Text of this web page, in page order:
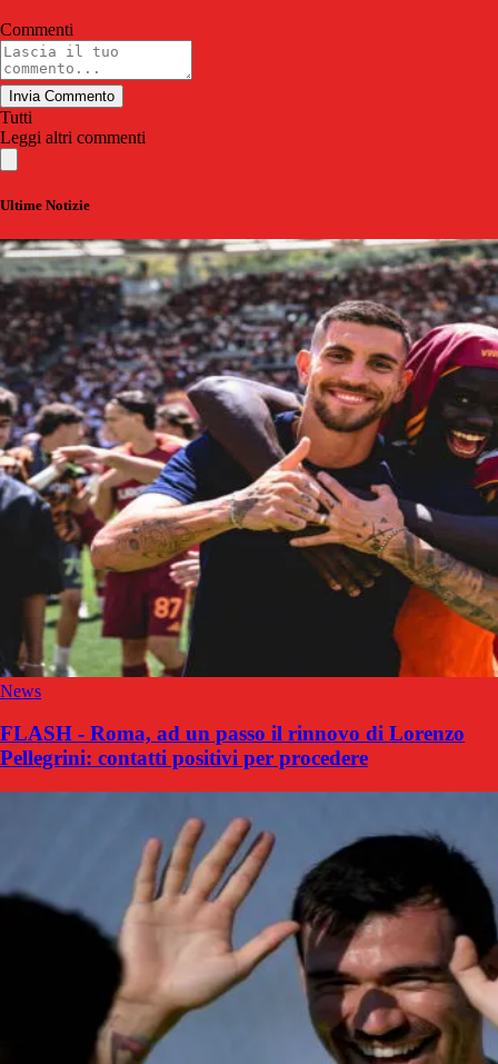
Commenti
Invia Commento
Tutti
Leggi altri commenti
Ultime Notizie
News
FLASH - Roma, ad un passo il rinnovo di Lorenzo
Pellegrini: contatti positivi per procedere